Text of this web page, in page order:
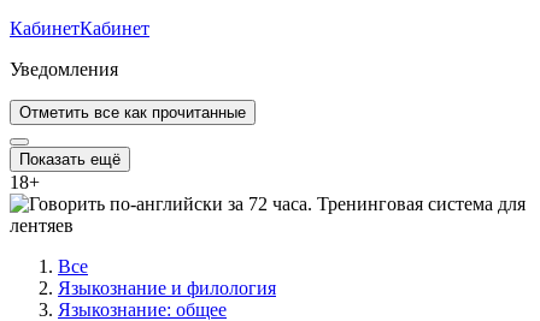
КабинетКабинет
Уведомления
Отметить все как прочитанные
Показать ещё
18+
Все
Языкознание и филология
Языкознание: общее